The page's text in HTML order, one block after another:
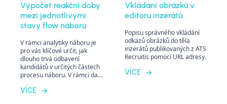
Výpočet reakční doby
mezi jednotlivými
stavy flow náboru
V rámci analytiky náboru je
pro vás klíčové určit, jak
dlouho trvá odbavení
kandidátů v určitých částech
procesu náboru. V rámci dat,
exportovat naleznete i data
VÍCE
Vkládání obrázků v
editoru inzerátů
Popisu správného vkládání
odkazů obrázků do těla
inzerátů publikovaných z ATS
Recruitis pomocí URL adresy.
VÍCE